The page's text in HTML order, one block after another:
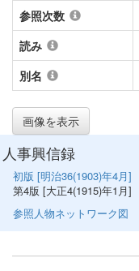
参照次数
読み
別名
画像を表示
人事興信録
初版 [明治36(1903)年4月]
第4版 [大正4(1915)年1月]
参照人物ネットワーク図